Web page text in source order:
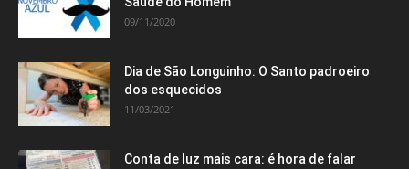
09/11/2020
Dia de São Longuinho: O Santo padroeiro
dos esquecidos
11/03/2021
Conta de luz mais cara: é hora de falar